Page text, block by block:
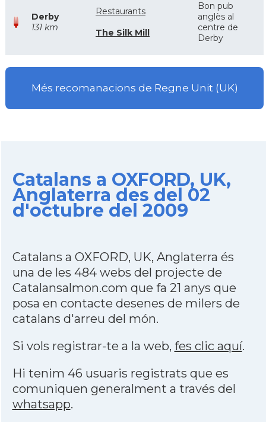
Derby
131 km
Restaurants
The Silk Mill
Bon pub
anglès al
centre de
Derby
Més recomanacions de Regne Unit (UK)
Catalans a OXFORD, UK,
Anglaterra des del 02
d'octubre del 2009
Catalans a OXFORD, UK, Anglaterra és
una de les 484 webs del projecte de
Catalansalmon.com que fa 21 anys que
posa en contacte desenes de milers de
catalans d'arreu del món.
Si vols registrar-te a la web, fes clic aquí.
Hi tenim 46 usuaris registrats que es
comuniquen generalment a través del
whatsapp.